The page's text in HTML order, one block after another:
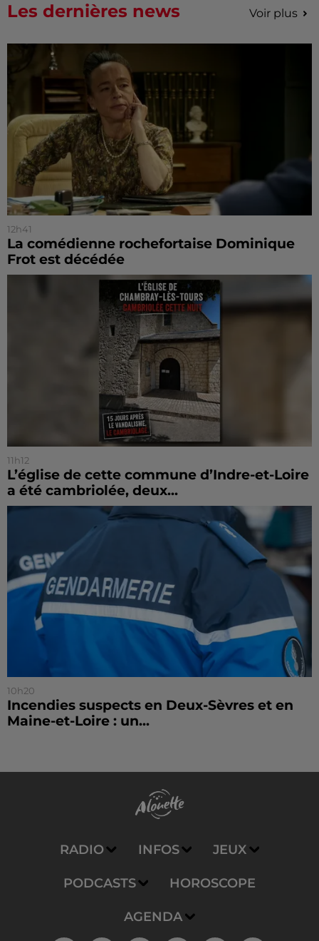
Les dernières news Voir plus
12h41
La comédienne rochefortaise Dominique
Frot est décédée
11h12
L’église de cette commune d’Indre-et-Loire
a été cambriolée, deux...
10h20
Incendies suspects en Deux-Sèvres et en
Maine-et-Loire : un...
RADIO INFOS JEUX
PODCASTS HOROSCOPE
AGENDA